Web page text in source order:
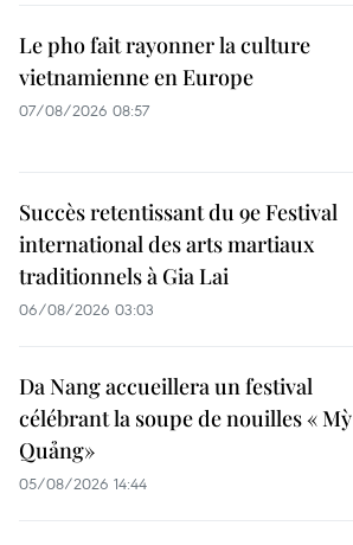
Le pho fait rayonner la culture
vietnamienne en Europe
07/08/2026 08:57
Succès retentissant du 9e Festival
international des arts martiaux
traditionnels à Gia Lai
06/08/2026 03:03
Da Nang accueillera un festival
célébrant la soupe de nouilles « Mỳ
Quảng»
05/08/2026 14:44